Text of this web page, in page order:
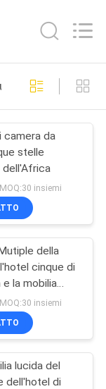
online
camera da
stelle
insiemi
della
cinque di
e la mobilia
camera da
mette
insiemi
lucida del
dell'hotel di